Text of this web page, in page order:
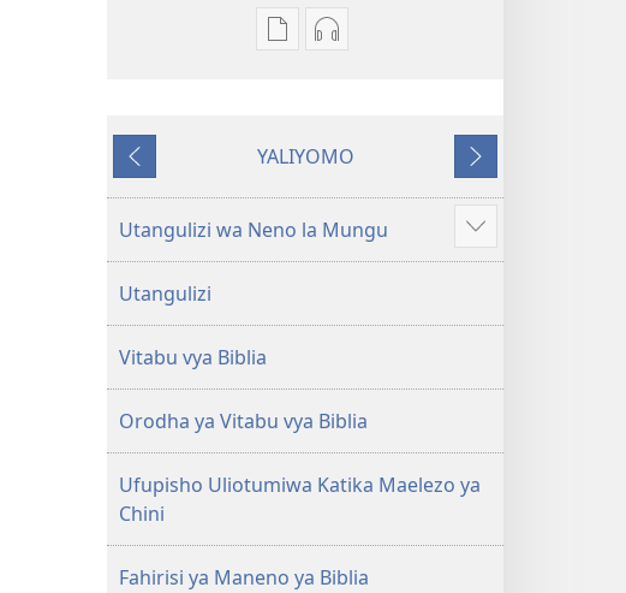
Mbinu
ya
Biblia
Takatifu
ya
Mpya
(Toleo
la
2017)
Mbinu
za
Biblia
Takatifu
ya
Mpya
(Toleo
la
2017)
Inayotangulia
YALIYOMO
Inayofuata
Utangulizi wa Neno la Mungu
Onyesha
zaidi
Utangulizi
Vitabu vya Biblia
Orodha ya Vitabu vya Biblia
Ufupisho Uliotumiwa Katika Maelezo ya
Chini
Fahirisi ya Maneno ya Biblia